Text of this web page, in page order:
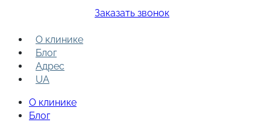
Заказать звонок
О клинике
Блог
Адрес
UA
О клинике
Блог